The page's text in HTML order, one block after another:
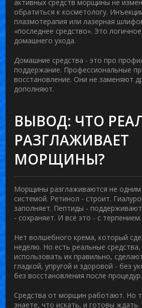
активных средств морщины не
обратиться к косметологу.
плазмотерапия или лазерная
«последнее средство». Это
домашнего ухода.
Домашние средства - это про
поддержание. Профессиональные
восстановление. Они не заменяют
дополняют.
ВЫВОД: ЧТО
РАЗГЛАЖИВАЕТ
МОРЩИНЫ?
Морщины разглаживаются не одним
системой. Ретинол - строит.
заполняет. Пептиды -
- сохраняет. И всё это - с терпением.
Нет волшебного крема, который
неделю. Но есть реальные
использовать их правильно,
гладкой, упругой и здоровой - без
без восстановления после процедур.
Средства от морщин работают. Но
знаете, что искать, и готовы ждать.